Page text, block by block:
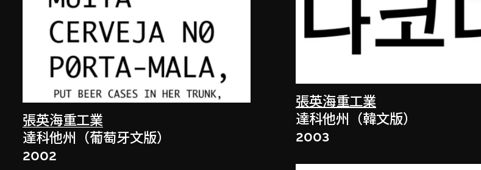
張英海重工業
達科他州（葡萄牙文版）
2002
張英海重工業
達科他州（韓文版）
2003